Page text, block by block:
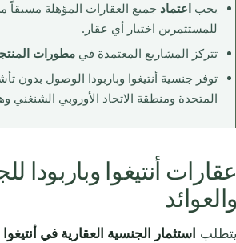
يجب اعتماد
للمستثمرين اختيار أي عقار.
تتركز المشاريع المعتمدة في مطورات
توفر جنسية أنتيغوا وباربودا الوصول بدون
المتحدة ومنطقة الاتحاد الأوروبي الشنغني
استثمار الجنسية العقارية في أنتيغوا